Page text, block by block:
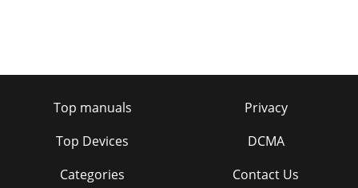
Top manuals
Top Devices
Categories
Privacy
DCMA
Contact Us